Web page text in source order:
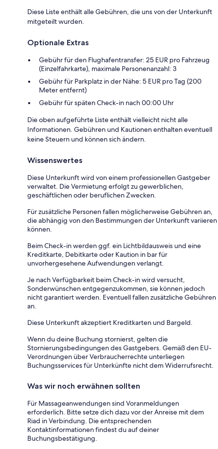
Diese Liste enthält alle Gebühren, die uns von der Unterkunft
mitgeteilt wurden.
Optionale Extras
Gebühr für den Flughafentransfer: 25 EUR pro Fahrzeug
(Einzelfahrkarte), maximale Personenanzahl: 3
Gebühr für Parkplatz in der Nähe: 5 EUR pro Tag (200
Meter entfernt)
Gebühr für späten Check-in nach 00:00 Uhr
Die oben aufgeführte Liste enthält vielleicht nicht alle
Informationen. Gebühren und Kautionen enthalten eventuell
keine Steuern und können sich ändern.
Wissenswertes
Diese Unterkunft wird von einem professionellen Gastgeber
verwaltet. Die Vermietung erfolgt zu gewerblichen,
geschäftlichen oder beruflichen Zwecken.
Für zusätzliche Personen fallen möglicherweise Gebühren an,
die abhängig von den Bestimmungen der Unterkunft variieren
können.
Beim Check-in werden ggf. ein Lichtbildausweis und eine
Kreditkarte, Debitkarte oder Kaution in bar für
unvorhergesehene Aufwendungen verlangt.
Je nach Verfügbarkeit beim Check-in wird versucht,
Sonderwünschen entgegenzukommen, sie können jedoch
nicht garantiert werden. Eventuell fallen zusätzliche Gebühren
an.
Diese Unterkunft akzeptiert Kreditkarten und Bargeld.
Wenn du deine Buchung stornierst, gelten die
Stornierungsbedingungen des Gastgebers. Gemäß den EU-
Verordnungen über Verbraucherrechte unterliegen
Buchungsservices für Unterkünfte nicht dem Widerrufsrecht.
Was wir noch erwähnen sollten
Für Massageanwendungen sind Voranmeldungen
erforderlich. Bitte setze dich dazu vor der Anreise mit dem
Riad in Verbindung. Die entsprechenden
Kontaktinformationen findest du auf deiner
Buchungsbestätigung.